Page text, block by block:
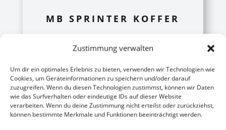
Zustimmung verwalten
Um dir ein optimales Erlebnis zu bieten, verwenden wir Technologien wie
Cookies, um Geräteinformationen zu speichern und/oder darauf
zuzugreifen. Wenn du diesen Technologien zustimmst, können wir Daten
wie das Surfverhalten oder eindeutige IDs auf dieser Website
verarbeiten. Wenn du deine Zustimmung nicht erteilst oder zurückziehst,
können bestimmte Merkmale und Funktionen beeinträchtigt werden.
MB SPRINTER KOFFER
Weitere Informationen